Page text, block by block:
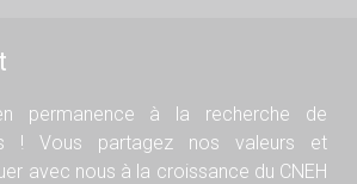
permanence à la recherche de
! Vous partagez nos valeurs et
avec nous à la croissance du CNEH